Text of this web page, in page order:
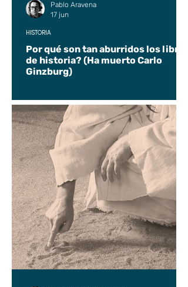
Por qué son tan aburridos los libros
de historia? (Ha muerto Carlo
Ginzburg)
HISTORIA
Pablo Aravena
17 jun